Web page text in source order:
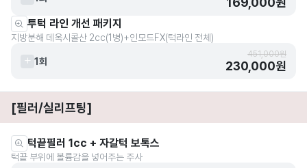
투턱 라인 개선 패키지
지방분해 데옥시콜산 2cc(1병)+인모드FX(턱라인 전체)
1회
451,000원
230,000원
[필러/실리프팅]
턱끝필러 1cc + 자갈턱 보톡스
턱끝 부위에 볼륨감을 넣어주는 주사